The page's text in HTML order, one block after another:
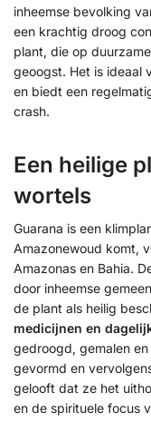
inheemse bevolking
een krachtig droog
plant, die op
geoogst. Het is ideaal
en biedt een
crash.
Een heilige
wortels
Guarana is een
Amazonewoud komt,
Amazonas en Bahia.
door inheemse
de plant als heilig
medicijnen en
gedroogd, gemalen
gevormd en
gelooft dat ze het
en de spirituele focus